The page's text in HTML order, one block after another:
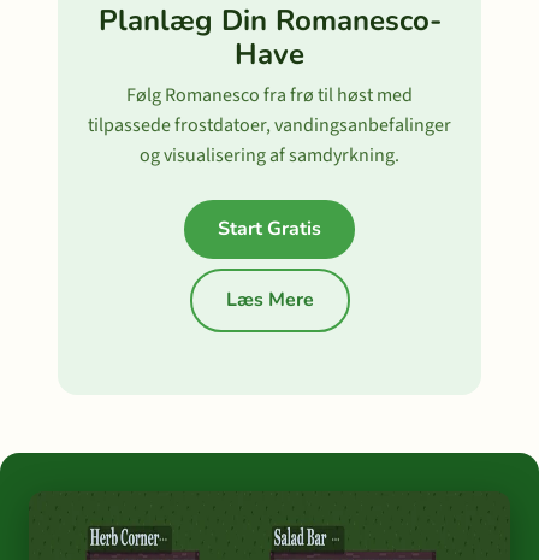
Planlæg Din Romanesco-
Have
Følg Romanesco fra frø til høst med
tilpassede frostdatoer, vandingsanbefalinger
og visualisering af samdyrkning.
Start Gratis
Læs Mere